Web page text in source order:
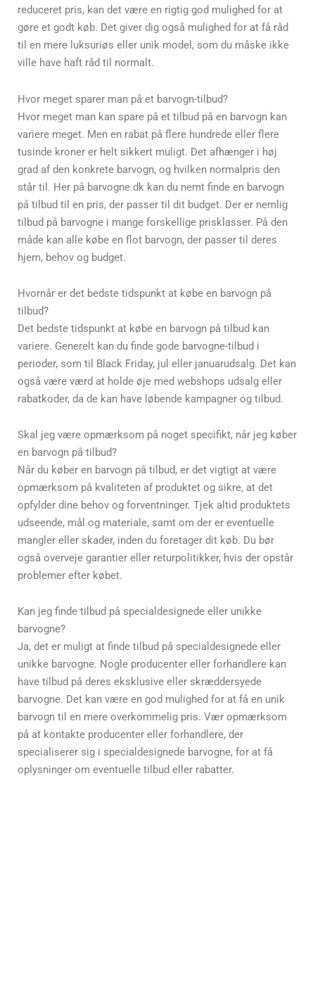
reduceret pris, kan det være en rigtig god mulighed for at
gøre et godt køb. Det giver dig også mulighed for at få råd
til en mere luksuriøs eller unik model, som du måske ikke
ville have haft råd til normalt.
Hvor meget sparer man på et barvogn-tilbud?
Hvor meget man kan spare på et tilbud på en barvogn kan
variere meget. Men en rabat på flere hundrede eller flere
tusinde kroner er helt sikkert muligt. Det afhænger i høj
grad af den konkrete barvogn, og hvilken normalpris den
står til. Her på barvogne.dk kan du nemt finde en barvogn
på tilbud til en pris, der passer til dit budget. Der er nemlig
tilbud på barvogne i mange forskellige prisklasser. På den
måde kan alle købe en flot barvogn, der passer til deres
hjem, behov og budget.
Hvornår er det bedste tidspunkt at købe en barvogn på
tilbud?
Det bedste tidspunkt at købe en barvogn på tilbud kan
variere. Generelt kan du finde gode barvogne-tilbud i
perioder, som til Black Friday, jul eller januarudsalg. Det kan
også være værd at holde øje med webshops udsalg eller
rabatkoder, da de kan have løbende kampagner og tilbud.
Skal jeg være opmærksom på noget specifikt, når jeg køber
en barvogn på tilbud?
Når du køber en barvogn på tilbud, er det vigtigt at være
opmærksom på kvaliteten af produktet og sikre, at det
opfylder dine behov og forventninger. Tjek altid produktets
udseende, mål og materiale, samt om der er eventuelle
mangler eller skader, inden du foretager dit køb. Du bør
også overveje garantier eller returpolitikker, hvis der opstår
problemer efter købet.
Kan jeg finde tilbud på specialdesignede eller unikke
barvogne?
Ja, det er muligt at finde tilbud på specialdesignede eller
unikke barvogne. Nogle producenter eller forhandlere kan
have tilbud på deres eksklusive eller skræddersyede
barvogne. Det kan være en god mulighed for at få en unik
barvogn til en mere overkommelig pris. Vær opmærksom
på at kontakte producenter eller forhandlere, der
specialiserer sig i specialdesignede barvogne, for at få
oplysninger om eventuelle tilbud eller rabatter.